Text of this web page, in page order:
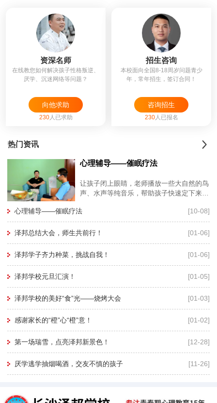
资深名师
在线教您如何解决孩子性格叛逆、
厌学、沉迷网络等问题？
向他求助
230人已求助
招生咨询
本校面向全国8-18周岁问题青少
年，常年招生，签订合同！
咨询招生
230人已报名
热门资讯
心理辅导——催眠疗法
让孩子闭上眼睛，老师播放一些大自然的鸟
声、水声等纯音乐，帮助孩子快速定下来，
利于心理老师深度进入孩子的
心理辅导——催眠疗法 [10-08]
泽邦总结大会，师生共前行！ [01-06]
泽邦学子齐力种菜，挑战自我！ [01-06]
泽邦学校元旦汇演！ [01-05]
泽邦学校的美好“食”光——烧烤大会 [01-03]
感谢家长的“橙”心“橙”意！ [01-02]
第一场瑞雪，点亮泽邦新景色！ [12-28]
厌学逃学抽烟喝酒，交友不慎的孩子 [11-26]